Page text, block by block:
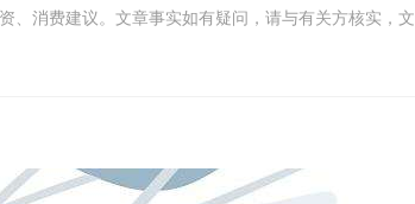
、消费建议。文章事实如有疑问，请与有关方核实，文